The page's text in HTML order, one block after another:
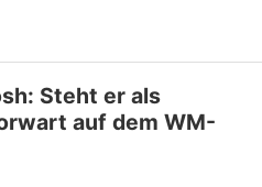
Steht er als
auf dem WM-